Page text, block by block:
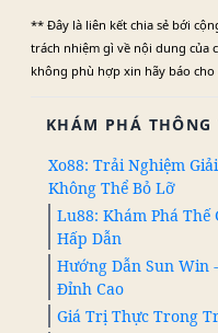
** Đây là liên kết chia sẻ bới
trách nhiệm gì về nội dung của
không phù hợp xin hãy báo cho
KHÁM PHÁ THÔNG
Xo88: Trải Nghiệm
Không Thể Bỏ Lỡ
Lu88: Khám Phá
Hấp Dẫn
Hướng Dẫn Sun Win
Đỉnh Cao
Giá Trị Thực Trong